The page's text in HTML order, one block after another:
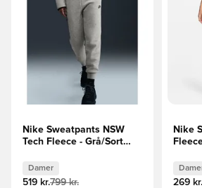
Nike Sweatpants NSW
Tech Fleece - Grå/Sort
Damer
519 kr.799 kr.
Nike
269 kr.